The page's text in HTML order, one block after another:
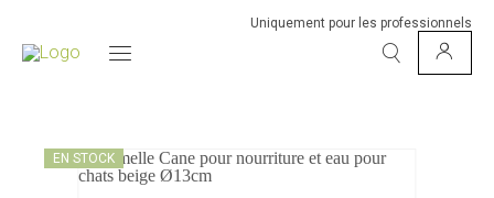
Uniquement pour les professionnels
EN STOCK